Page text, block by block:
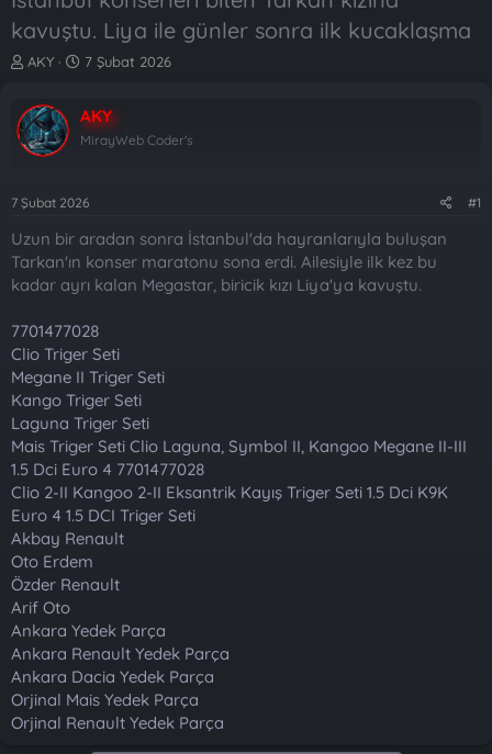
kavuştu. Liya ile günler sonra ilk kucaklaşma
K
b
u
y
b
ş
l
n
AKY
B
l
a
ı
t
a
i
7 Şubat 2026
AKY
MirayWeb Coder's
7 Şubat 2026 #1
Uzun bir aradan sonra İstanbul'da hayranlarıyla buluşan
Tarkan'ın konser maratonu sona erdi. Ailesiyle ilk kez bu
kadar ayrı kalan Megastar, biricik kızı Liya'ya kavuştu.
7701477028
Clio Triger Seti
Megane II Triger Seti
Kango Triger Seti
Laguna Triger Seti
Mais Triger Seti Clio Laguna, Symbol II, Kangoo Megane II-III
1.5 Dci Euro 4 7701477028
Clio 2-II Kangoo 2-II Eksantrik Kayış Triger Seti 1.5 Dci K9K
Euro 4 1.5 DCI Triger Seti
Akbay Renault
Oto Erdem
Özder Renault
Arif Oto
Ankara Yedek Parça
Ankara Renault Yedek Parça
Ankara Dacia Yedek Parça
Orjinal Mais Yedek Parça
Orjinal Renault Yedek Parça